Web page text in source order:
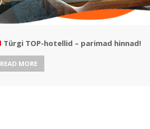
Türgi TOP-hotellid – parimad hinnad!
READ MORE